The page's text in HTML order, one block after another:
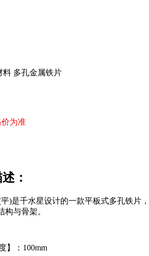
料 多孔金属铁片
为准
：
平)是千水星设计的一款平板式多孔铁片
构与骨架。
】：100mm